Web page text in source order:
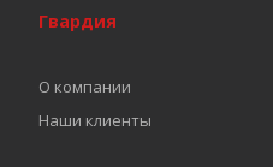
Гвардия
О компании
Наши клиенты